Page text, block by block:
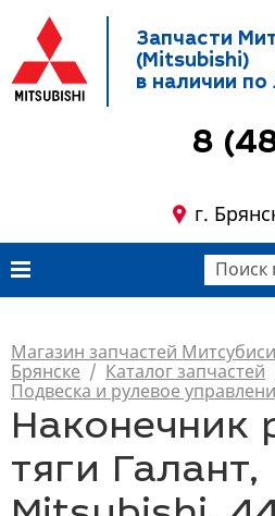
Запчасти
(Mitsubishi)
в наличии
8
г.
Магазин запчастей
Брянске / Каталог запчастей
Подвеска и рулевое
Наконечник
тяги Галант,